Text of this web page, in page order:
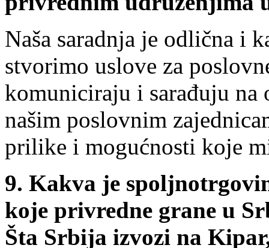
Naša saradnja je odlična i
stvorimo uslove za
komuniciraju i sarađuju na
našim poslovnim
prilike i mogućnosti koje
9. Kakva je
koje privredne grane u
Šta Srbija izvozi na